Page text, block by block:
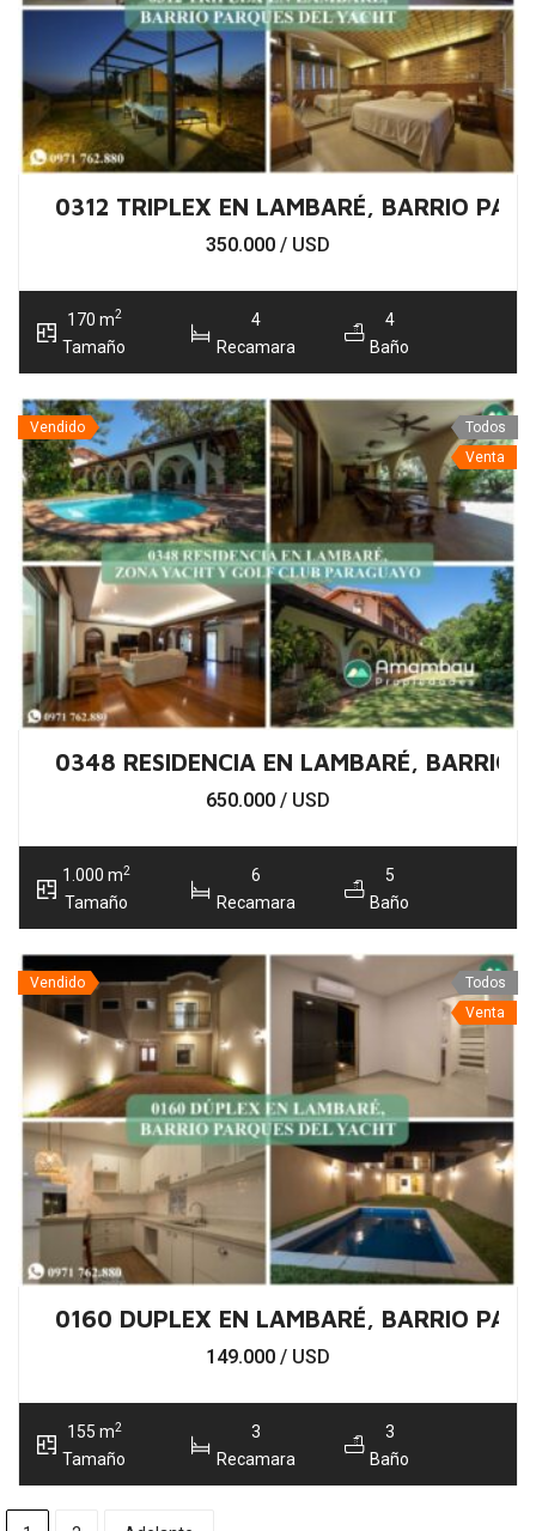
0312 TRIPLEX EN LAMBARÉ, BARRIO
350.000 / USD
170 m2
Tamaño
4
Recamara
4
Baño
Vendido
Todos
Venta
0348 RESIDENCIA EN LAMBARÉ, BARRIO
650.000 / USD
1.000 m2
Tamaño
6
Recamara
5
Baño
Vendido
Todos
Venta
0160 DUPLEX EN LAMBARÉ, BARRIO
149.000 / USD
155 m2
Tamaño
3
Recamara
3
Baño